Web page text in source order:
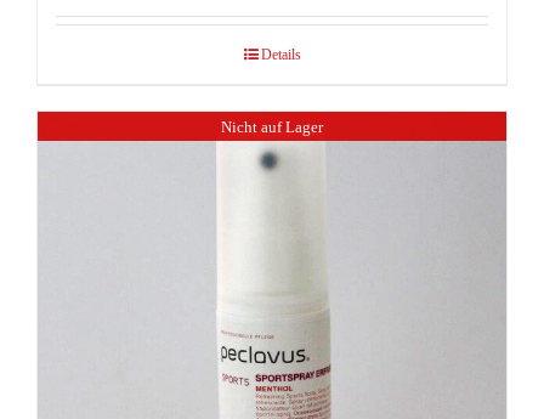
Details
Nicht auf Lager